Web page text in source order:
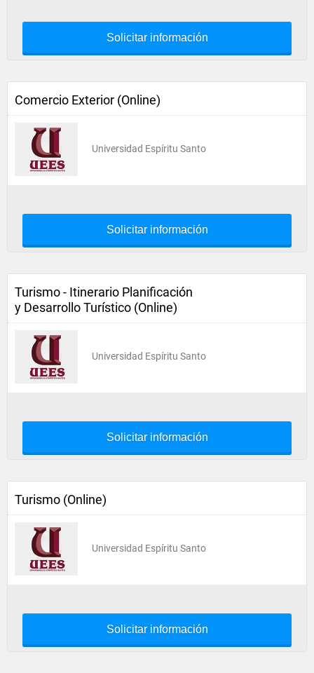
Solicitar información
Comercio Exterior (Online)
Universidad Espíritu Santo
Solicitar información
Turismo - Itinerario Planificación
y Desarrollo Turístico (Online)
Universidad Espíritu Santo
Solicitar información
Turismo (Online)
Universidad Espíritu Santo
Solicitar información